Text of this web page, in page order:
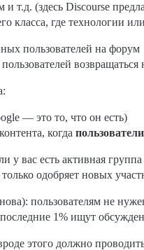
т.д. (здесь Discourse
класса, где технологии
пользователей на форум
пользователей
— это то, что он есть)
когда
у вас есть активная
одобряет новых
пользователям не
1% ищут
этого должно